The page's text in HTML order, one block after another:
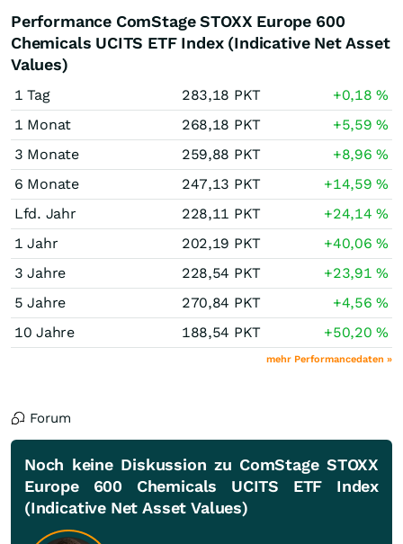
Performance ComStage STOXX Europe 600
Chemicals UCITS ETF Index (Indicative Net Asset
Values)
1 Tag 283,18 PKT +0,18%
1 Monat
268,18 PKT +5,59%
3 Monate
259,88 PKT +8,96%
6 Monate
247,13 PKT +14,59%
Lfd. Jahr
228,11 PKT +24,14%
1 Jahr
202,19 PKT +40,06%
3 Jahre
228,54 PKT +23,91%
5 Jahre
270,84 PKT +4,56%
10 Jahre
188,54 PKT +50,20%
mehr Performancedaten »
Forum
Noch keine Diskussion zu ComStage STOXX
Europe 600 Chemicals UCITS ETF Index
(Indicative Net Asset Values)